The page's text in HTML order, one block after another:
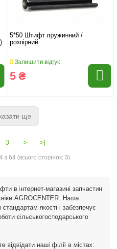
5*50 Штифт пружинний /
розпірний
Залишити відгук
5 ₴
ще
3 > >|
з 64 (всього сторінок: 3)
в інтернет-магазині запчастин
AGROCENTER. Наша
якості і забезпечує
сільськогосподарського
відвідати наші філії в містах: